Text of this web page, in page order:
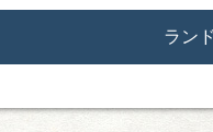
ラン